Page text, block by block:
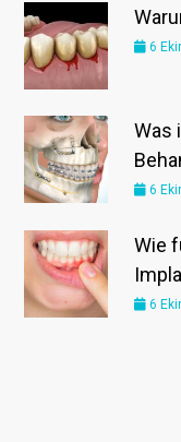
6
Was
6
Wie
6